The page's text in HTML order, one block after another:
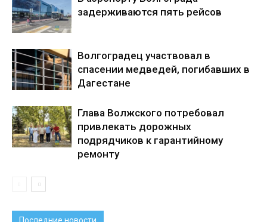
задерживаются пять рейсов
Волгоградец участвовал в
спасении медведей, погибавших в
Дагестане
Глава Волжского потребовал
привлекать дорожных
подрядчиков к гарантийному
ремонту